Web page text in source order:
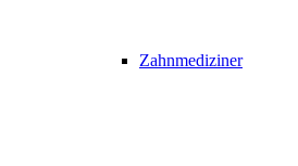
Zahnmediziner